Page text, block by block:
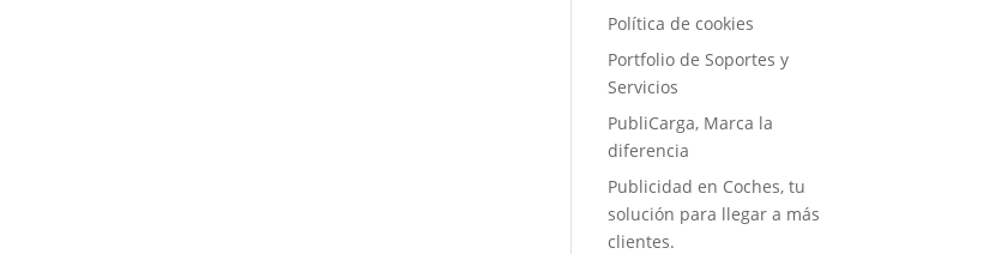
Política de cookies
Portfolio de Soportes y
Servicios
PubliCarga, Marca la
diferencia
Publicidad en Coches, tu
solución para llegar a más
clientes.